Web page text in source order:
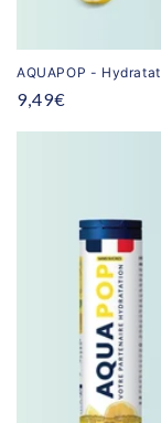
AQUAPOP -
Prix
9,49€